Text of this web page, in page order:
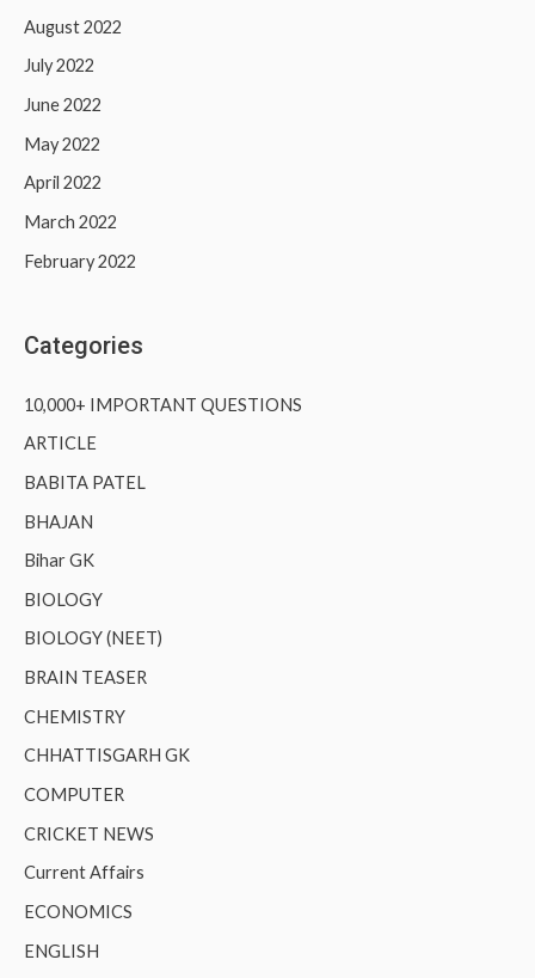
August 2022
July 2022
June 2022
May 2022
April 2022
March 2022
February 2022
Categories
10,000+ IMPORTANT QUESTIONS
ARTICLE
BABITA PATEL
BHAJAN
Bihar GK
BIOLOGY
BIOLOGY (NEET)
BRAIN TEASER
CHEMISTRY
CHHATTISGARH GK
COMPUTER
CRICKET NEWS
Current Affairs
ECONOMICS
ENGLISH